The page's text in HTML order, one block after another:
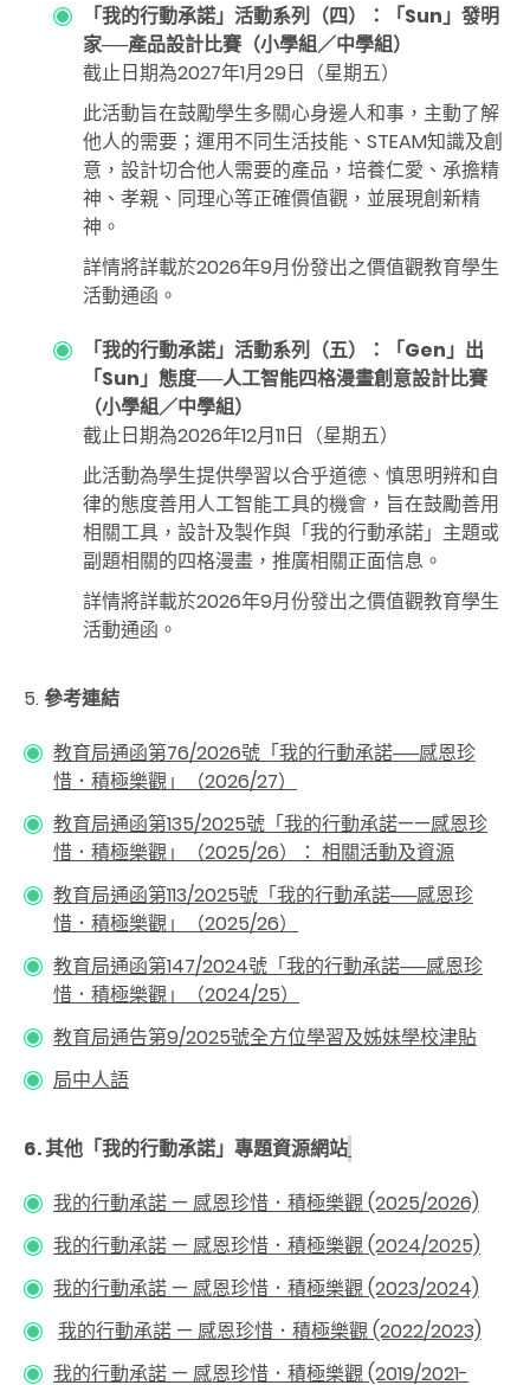
「我的行動承諾」活動系列（四）：「Sun」發明
家──產品設計比賽（小學組／中學組）
截止日期為2027年1月29日（星期五）
此活動旨在鼓勵學生多關心身邊人和事，主動了解
他人的需要；運用不同生活技能、STEAM知識及創
意，設計切合他人需要的產品，培養仁愛、承擔精
神、孝親、同理心等正確價值觀，並展現創新精
神。
詳情將詳載於2026年9月份發出之價值觀教育學生
活動通函。
「我的行動承諾」活動系列（五）：「Gen」出
「Sun」態度──人工智能四格漫畫創意設計比賽
（小學組／中學組）
截止日期為2026年12月11日（星期五）
此活動為學生提供學習以合乎道德、慎思明辨和自
律的態度善用人工智能工具的機會，旨在鼓勵善用
相關工具，設計及製作與「我的行動承諾」主題或
副題相關的四格漫畫，推廣相關正面信息。
詳情將詳載於2026年9月份發出之價值觀教育學生
活動通函。
5.參考連結
教育局通函第76/2026號「我的行動承諾──感恩珍
惜．積極樂觀」（2026/27）
教育局通函第135/2025號「我的行動承諾——感恩珍
惜．積極樂觀」（2025/26）： 相關活動及資源
教育局通函第113/2025號「我的行動承諾──感恩珍
惜．積極樂觀」（2025/26）
教育局通函第147/2024號「我的行動承諾──感恩珍
惜．積極樂觀」（2024/25）
教育局通告第9/2025號全方位學習及姊妹學校津貼
局中人語
6. 其他「我的行動承諾」專題資源網站
我的行動承諾 — 感恩珍惜．積極樂觀 (2025/2026)
我的行動承諾 — 感恩珍惜．積極樂觀(2024/2025)
我的行動承諾 — 感恩珍惜．積極樂觀 (2023/2024)
我的行動承諾 — 感恩珍惜．積極樂觀 (2022/2023)
我的行動承諾 — 感恩珍惜．積極樂觀 (2019/2021-